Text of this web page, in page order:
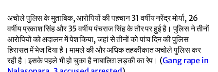
अचोले पुलिस के मुताबिक, आरोपियों की पहचान 31 वर्षीय नरेंद्र मोर्या, 26
वर्षीय प्रकाश सिंह और 35 वर्षीय पंचराज सिंह के तौर पर हुई है। पुलिस ने तीनों
आरोपियों को अदालन में पेश किया, जहां से तीनों को पांच दिन की पुलिस
हिरासत में भेज दिया है। मामले की और अधिक तहकीकात अचोले पुलिस कर
रही है। इसके पहले भी हो चुका है नाबालिग़ लड़की का रेप। (Gang rape in